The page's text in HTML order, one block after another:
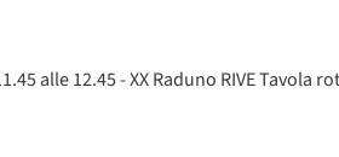
alle 12.45 - XX Raduno RIVE